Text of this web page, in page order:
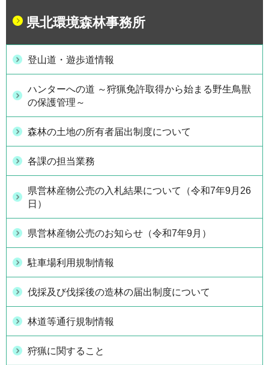
県北環境森林事務所
登山道・遊歩道情報
ハンターへの道 ～狩猟免許取得から始まる野生鳥獣
の保護管理～
森林の土地の所有者届出制度について
各課の担当業務
県営林産物公売の入札結果について（令和7年9月26
日）
県営林産物公売のお知らせ（令和7年9月）
駐車場利用規制情報
伐採及び伐採後の造林の届出制度について
林道等通行規制情報
狩猟に関すること